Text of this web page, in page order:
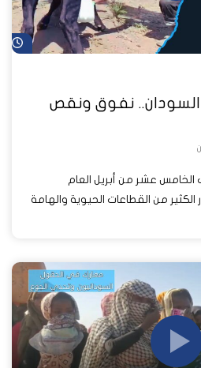
السودان.. نفوق ونقص
نوفمبر 2024 حرب الخامس عشر من أبريل العام
من القطاعات الحيوية والهامة